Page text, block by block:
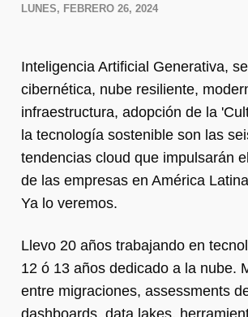
LUNES, FEBRERO 26, 2024
Inteligencia Artificial Generativa,
cibernética, nube resiliente,
infraestructura, adopción de la
la tecnología sostenible son las
tendencias cloud que impulsarán
de las empresas en América
Ya lo veremos.
Llevo 20 años trabajando en
12 ó 13 años dedicado a la nube.
entre migraciones, assessments
dashboards, data lakes,